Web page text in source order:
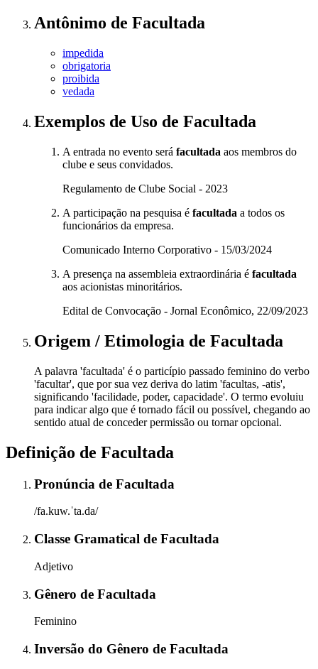
Antônimo de Facultada
impedida
obrigatoria
proibida
vedada
Exemplos de Uso de Facultada
A entrada no evento será facultada aos membros do
clube e seus convidados.
Regulamento de Clube Social - 2023
A participação na pesquisa é facultada a todos os
funcionários da empresa.
Comunicado Interno Corporativo - 15/03/2024
A presença na assembleia extraordinária é facultada
aos acionistas minoritários.
Edital de Convocação - Jornal Econômico, 22/09/2023
Origem / Etimologia de Facultada
A palavra 'facultada' é o particípio passado feminino do verbo
'facultar', que por sua vez deriva do latim 'facultas, -atis',
significando 'facilidade, poder, capacidade'. O termo evoluiu
para indicar algo que é tornado fácil ou possível, chegando ao
sentido atual de conceder permissão ou tornar opcional.
Definição de Facultada
Pronúncia de Facultada
/fa.kuw.ˈta.da/
Classe Gramatical de Facultada
Adjetivo
Gênero de Facultada
Feminino
Inversão do Gênero de Facultada